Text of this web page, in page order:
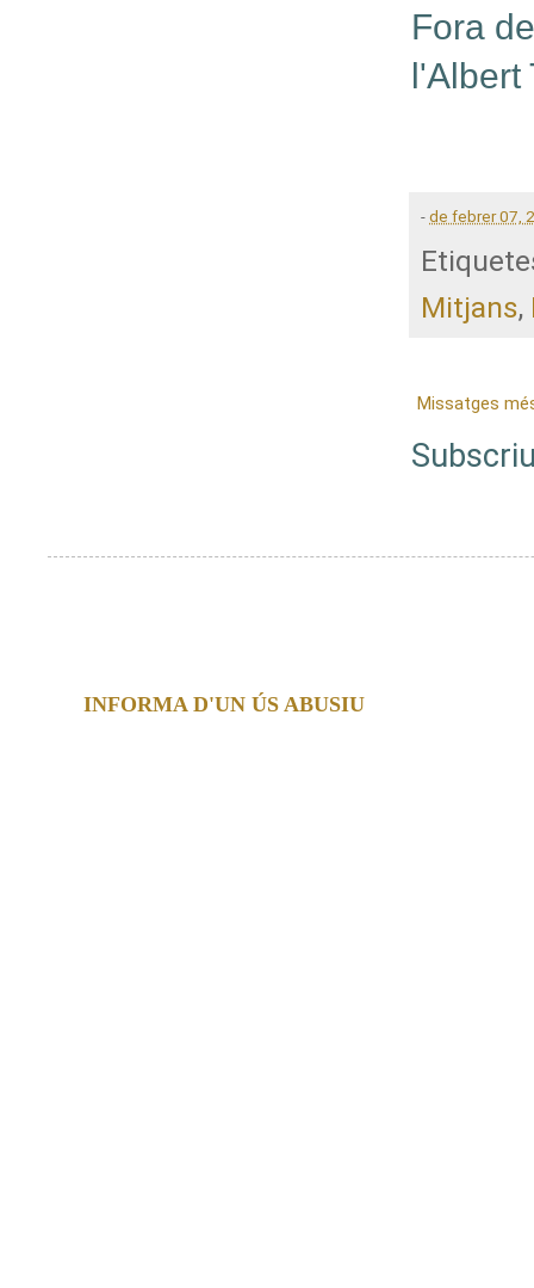
Fora
-de febrer 07,
Mitjans,
Missatges
INFORMA D'UN ÚS ABUSIU